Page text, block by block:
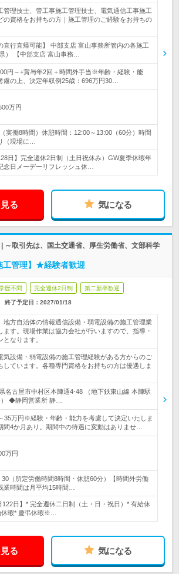
管理技士、管工事施工管理技士、電気通信工事施工
の資格をお持ちの方｜施工管理のご経験をお持ちの
直行直帰可能】 中部支店 富山事務所管内の各施工
） 【中部支店 富山事務…
円～+賞与年2回＋時間外手当※年齢・経験・能
慮の上、決定年収例25歳：696万円30…
万円
実働8時間）休憩時間：12:00～13:00（60分）時間
（現場に…
日】完全週休2日制（土日祝休み）GW夏季休暇年
念日メーデーリフレッシュ休…
る 気になる
～取引先は、国土交通省、厚生労働省、文部科学
工管理】★経験者歓迎
歴不問 完全週休2日制 第二新卒歓迎
終了予定日： 2027/01/18
地方自治体の情報通信設備・弱電設備の施工管理業
ます。現場作業は協力会社が行いますので、指導・
となります。
気設備・弱電設備の施工管理経験がある方からのご
しています。各種専門資格をお持ちの方は優遇しま
名古屋市中村区本陣通4‐48 （地下鉄東山線 本陣駅
） ◆静岡営業所 静…
35万円※経験・年齢・能力を考慮して決定いたしま
4か月あり。期間中の待遇に変動はありませ…
万円
30（所定労働時間8時間・休憩60分）【時間外労働
時間は月平均15時間…
122日】* 完全週休二日制（土・日・祝日）* 有給休
休暇* 慶弔休暇※…
る 気になる